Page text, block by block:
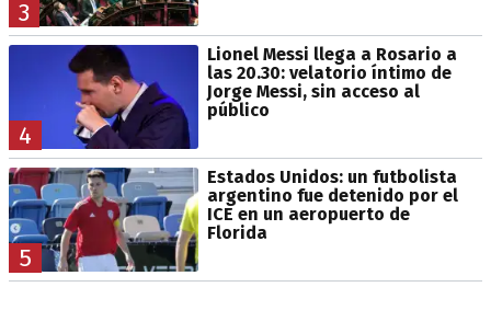
3
4
Lionel Messi llega a Rosario a
las 20.30: velatorio íntimo de
Jorge Messi, sin acceso al
público
5
Estados Unidos: un futbolista
argentino fue detenido por el
ICE en un aeropuerto de
Florida